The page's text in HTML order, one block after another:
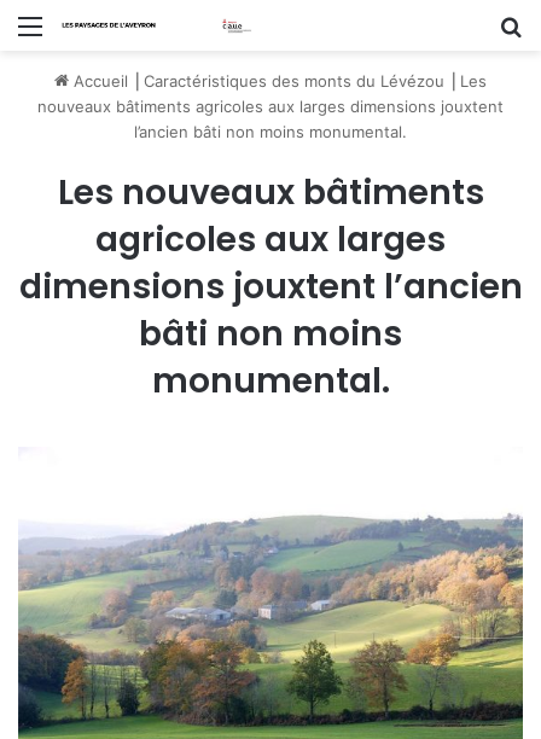
Menu
Accueil Caractéristiques des monts du Lévézou
Les
nouveaux bâtiments agricoles aux larges dimensions jouxtent
l’ancien bâti non moins monumental.
Les nouveaux bâtiments
agricoles aux larges
dimensions jouxtent l’ancien
bâti non moins
monumental.